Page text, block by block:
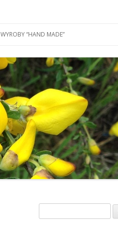
WYROBY “HAND MADE”
NOWY ZNAK GRAFICZNY
Z PIECA CHLEBOWEGO
POMYŚL CO BY TU JESZCZE…
KOSZULKI I NIE TYLKO
PRZETWORY DOMOWE
ZABAWKI DZIECIĘCE